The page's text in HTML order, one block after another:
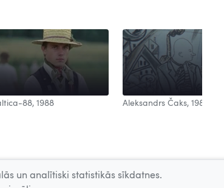
88, 1988 Aleksandrs Čaks, 1988
un analītiski statistikās sīkdatnes.